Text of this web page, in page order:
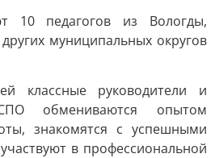
10 педагогов из Вологды,
муниципальных округов
классные руководители и
обмениваются опытом
знакомятся с успешными
в профессиональной